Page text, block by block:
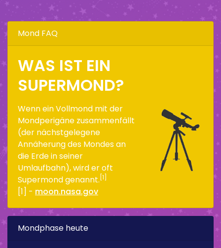
Mond FAQ
WAS IST EIN
SUPERMOND?
Wenn ein Vollmond mit der
Mondperigäne zusammenfällt
(der nächstgelegene
Annäherung des Mondes an
die Erde in seiner
Umlaufbahn), wird er oft
Supermond genannt. [1]
[1] - moon.nasa.gov
Mondphase heute